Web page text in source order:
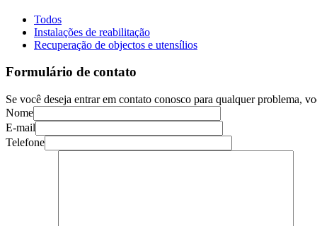
Todos
Instalações de reabilitação
Recuperação de objectos e utensílios
Formulário de contato
Se você deseja entrar em contato conosco para qualquer problema,
Nome
E-mail
Telefone